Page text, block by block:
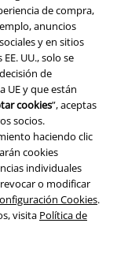
de compra,
anuncios
y en sitios
UU., solo se
de
UE y que están
cookies”, aceptas
socios.
haciendo clic
cookies
individuales
o modificar
Cookies.
visita Política de